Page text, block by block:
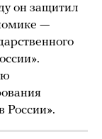
он защитил
—
России».